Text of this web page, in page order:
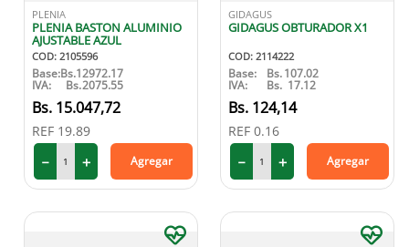
PLENIA
PLENIA BASTON ALUMINIO
AJUSTABLE AZUL
COD: 2105596
Base:Bs.12972.17
IVA: Bs.2075.55
15.047,72
REF 19.89
＋
－ Agregar
GIDAGUS
GIDAGUS OBTURADOR X1
COD: 2114222
Base: Bs. 107.02
IVA: Bs. 17.12
124,14
REF 0.16
＋
－ Agregar